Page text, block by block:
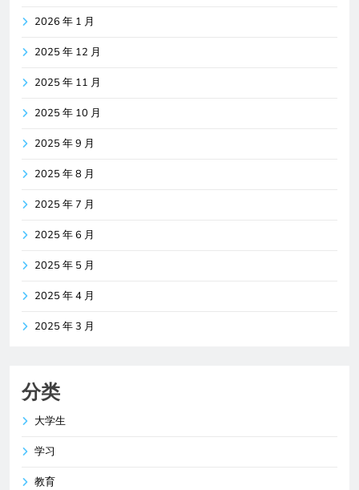
2026 年 1 月
2025 年 12 月
2025 年 11 月
2025 年 10 月
2025 年 9 月
2025 年 8 月
2025 年 7 月
2025 年 6 月
2025 年 5 月
2025 年 4 月
2025 年 3 月
分类
大学生
学习
教育